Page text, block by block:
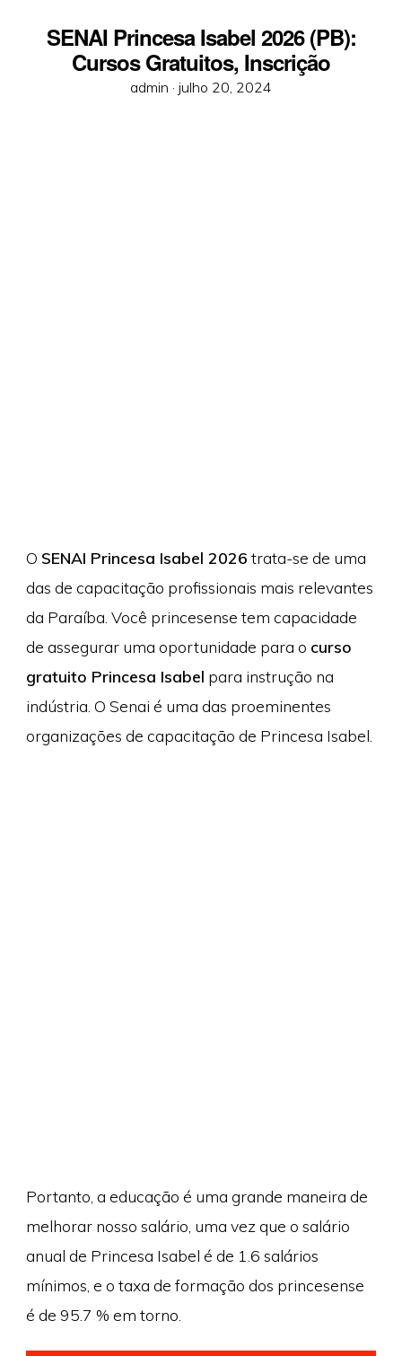
SENAI Princesa Isabel 2026 (PB):
Cursos Gratuitos, Inscrição
admin · Posted
julho 20, 2024
O SENAI Princesa Isabel 2026 trata-se de uma
das de capacitação profissionais mais relevantes
da Paraíba. Você princesense tem capacidade
de assegurar uma oportunidade para o curso
gratuito Princesa Isabel para instrução na
indústria. O Senai é uma das proeminentes
organizações de capacitação de Princesa Isabel.
Portanto, a educação é uma grande maneira de
melhorar nosso salário, uma vez que o salário
anual de Princesa Isabel é de 1.6 salários
mínimos, e o taxa de formação dos princesense
é de 95.7 % em torno.